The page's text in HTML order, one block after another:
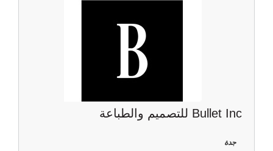
Bullet Inc للتصميم والطباعة
جدة